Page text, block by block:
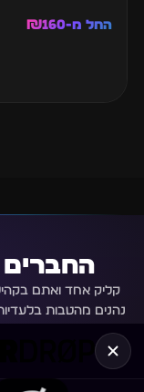
החל מ-₪160
החברים
קליק אחד ואתם
נהנים מהטבות
בישראל. כל